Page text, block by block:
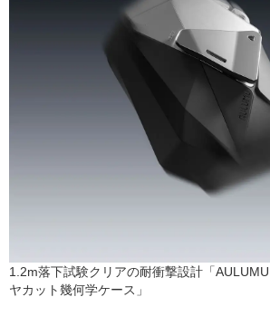
1.2m落下試験クリアの耐衝撃設計「
ヤカット幾何学ケース」